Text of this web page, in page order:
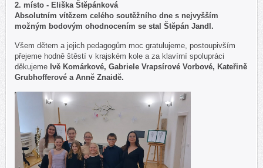
2. místo - Eliška Štěpánková
Absolutním vítězem celého soutěžního dne s nejvyšším
možným bodovým ohodnocením se stal Štěpán Jandl.
Všem dětem a jejich pedagogům moc gratulujeme, postoupivším
přejeme hodně štěstí v krajském kole a za klavírní spolupráci
děkujeme Ivě Komárkové, Gabriele Vrapsírové Vorbové, Kateřině
Grubhofferové a Anně Znaidě.